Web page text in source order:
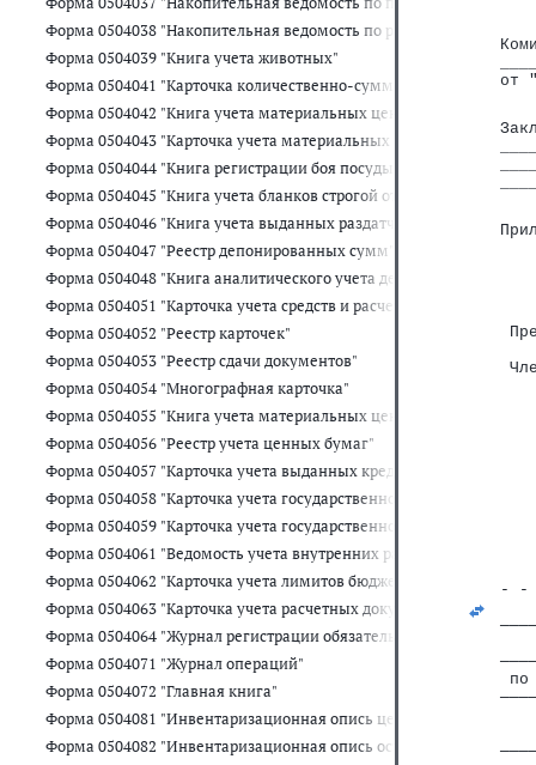
Форма 0504038 "Накопительная ведомость по расходу продуктов
Форма 0504039 "Книга учета животных"
Форма 0504041 "Карточка количественно-суммового учета
Форма 0504042 "Книга учета материальных ценностей"
Форма 0504043 "Карточка учета материальных ценностей"
Форма 0504044 "Книга регистрации боя посуды"
Форма 0504045 "Книга учета бланков строгой отчетности"
Форма 0504046 "Книга учета выданных раздатчикам денег на
Форма 0504047 "Реестр депонированных сумм"
Форма 0504048 "Книга аналитического учета депонированной
Форма 0504051 "Карточка учета средств и расчетов"
Форма 0504052 "Реестр карточек"
Форма 0504053 "Реестр сдачи документов"
Форма 0504054 "Многографная карточка"
Форма 0504055 "Книга учета материальных ценностей,
Форма 0504056 "Реестр учета ценных бумаг"
Форма 0504057 "Карточка учета выданных кредитов, займов
Форма 0504058 "Карточка учета государственного долга
Форма 0504059 "Карточка учета государственного долга
Форма 0504061 "Ведомость учета внутренних расчетов между
Форма 0504062 "Карточка учета лимитов бюджетных
Форма 0504063 "Карточка учета расчетных документов,
Форма 0504064 "Журнал регистрации обязательств"
Форма 0504071 "Журнал операций"
Форма 0504072 "Главная книга"
Форма 0504081 "Инвентаризационная опись ценных бумаг"
Форма 0504082 "Инвентаризационная опись остатков на счетах
от
- -
по